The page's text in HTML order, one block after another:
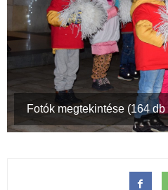
Fotók megtekintése (164 db